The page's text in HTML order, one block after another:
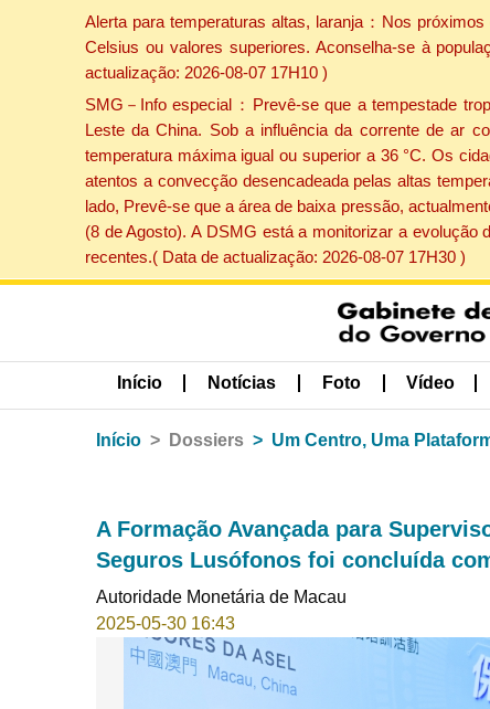
Alerta para temperaturas altas, laranja：Nos
Celsius ou valores superiores. Aconselha-se à
actualização: 2026-08-07 17H10 )
SMG－Info especial：Prevê-se que a tempestade
Leste da China. Sob a influência da corrente de ar
temperatura máxima igual ou superior a 36 °C. Os
atentos a convecção desencadeada pelas altas
lado, Prevê-se que a área de baixa pressão,
(8 de Agosto). A DSMG está a monitorizar a
recentes.( Data de actualização: 2026-08-07 17H30 )
Início Notícias Foto Vídeo
Início Dossiers Um Centro, Uma
A Formação Avançada para
Seguros Lusófonos foi concluída
Autoridade Monetária de Macau
2025-05-30 16:43